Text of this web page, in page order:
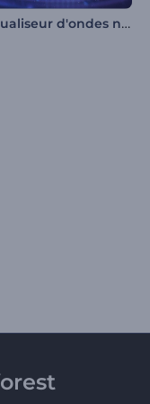
Visualiseur d'ondes néon